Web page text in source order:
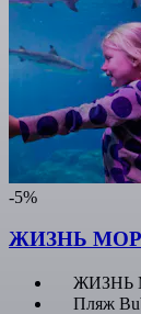
-5%
ЖИЗНЬ МОРЕ
ЖИЗНЬ
Пляж